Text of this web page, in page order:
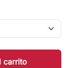
carrito